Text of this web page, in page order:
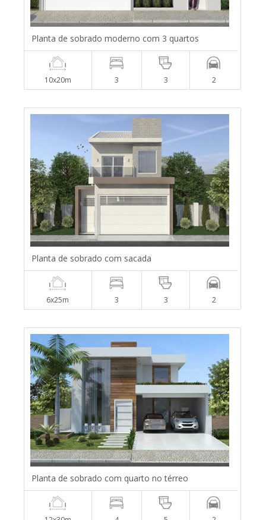
Planta de sobrado moderno com 3 quartos
10x20m 3 3 2
Planta de sobrado com sacada
6x25m 3 3 2
Planta de sobrado com quarto no térreo